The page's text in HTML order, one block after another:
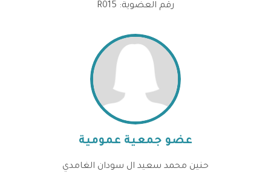
رقم العضوية: R015
عضو جمعية عمومية
حنين محمد سعيد ال سودان الغامدي